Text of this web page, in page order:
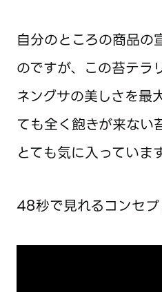
自分のところの商品の
のですが、この苔テラ
ネングサの美しさを最
ても全く飽きが来ない
とても気に入っています
48秒で見れるコンセ